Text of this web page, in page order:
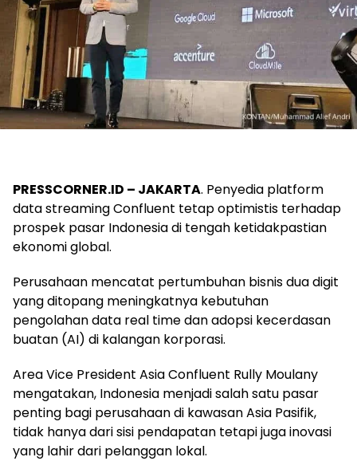
PRESSCORNER.ID – JAKARTA. Penyedia platform
data streaming Confluent tetap optimistis terhadap
prospek pasar Indonesia di tengah ketidakpastian
ekonomi global.
Perusahaan mencatat pertumbuhan bisnis dua digit
yang ditopang meningkatnya kebutuhan
pengolahan data real time dan adopsi kecerdasan
buatan (AI) di kalangan korporasi.
Area Vice President Asia Confluent Rully Moulany
mengatakan, Indonesia menjadi salah satu pasar
penting bagi perusahaan di kawasan Asia Pasifik,
tidak hanya dari sisi pendapatan tetapi juga inovasi
yang lahir dari pelanggan lokal.